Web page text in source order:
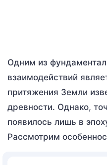
Одним из
взаимодействий
притяжения Земли
древности. Однако,
появилось лишь в
Рассмотрим